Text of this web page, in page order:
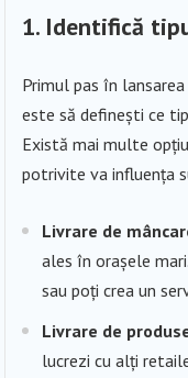
1. Identifică
Primul pas în
este să definești ce
Există mai multe
potrivite va influența
Livrare de
ales în orașele
sau poți crea un
Livrare de
lucrezi cu alți